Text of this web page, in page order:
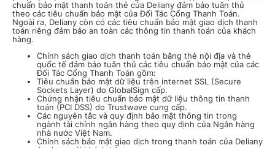
chuẩn bảo mật thanh toán thẻ của Deliany đảm bảo tuân thủ
theo các tiêu chuẩn bảo mật của Đối Tác Cổng Thanh Toán.
Ngoài ra, Deliany còn có các tiêu chuẩn bảo mật giao dịch thanh
toán riêng đảm bảo an toàn các thông tin thanh toán của khách
hàng.
Chính sách giao dịch thanh toán bằng thẻ nội địa và thẻ
quốc tế đảm bảo tuân thủ các tiêu chuẩn bảo mật của các
Đối Tác Cổng Thanh Toán gồm:
Tiêu chuẩn bảo mật dữ liệu trên internet SSL (Secure
Sockets Layer) do GlobalSign cấp.
Chứng nhận tiêu chuẩn bảo mật dữ liệu thông tin thanh
toán (PCI DSS) do Trustwave cung cấp.
Các nguyên tắc và quy định bảo mật thông tin trong
ngành tài chính ngân hàng theo quy định của Ngân hàng
nhà nước Việt Nam.
Chính sách bảo mật giao dịch trong thanh toán của Deliany